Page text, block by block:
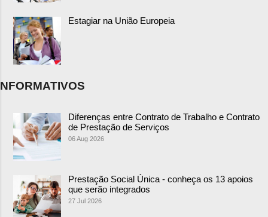
Estagiar na União Europeia
NFORMATIVOS
Diferenças entre Contrato de Trabalho e Contrato
de Prestação de Serviços
06 Aug 2026
Prestação Social Única - conheça os 13 apoios
que serão integrados
27 Jul 2026